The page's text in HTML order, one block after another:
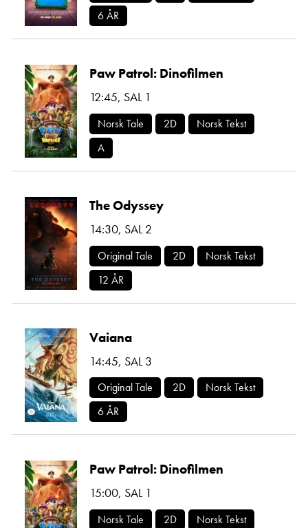
6 ÅR
Paw Patrol: Dinofilmen
12:45, SAL 1
Norsk Tale 2D
Norsk Tekst
A
The Odyssey
14:30, SAL 2
Original Tale 2D
Norsk Tekst
12 ÅR
Vaiana
14:45, SAL 3
Original Tale 2D
Norsk Tekst
6 ÅR
Paw Patrol: Dinofilmen
15:00, SAL 1
Norsk Tale 2D
Norsk Tekst